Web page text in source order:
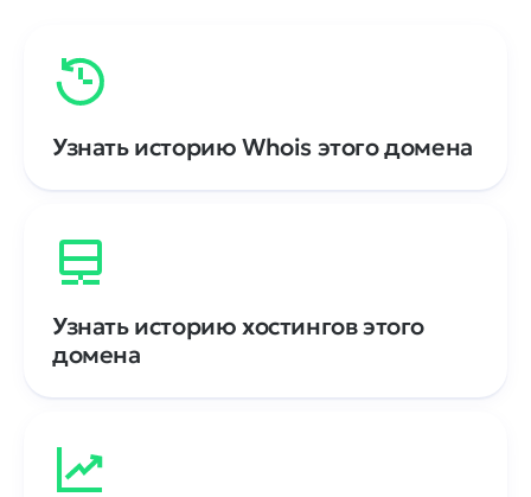
Узнать историю Whois этого домена
Узнать историю хостингов этого
домена